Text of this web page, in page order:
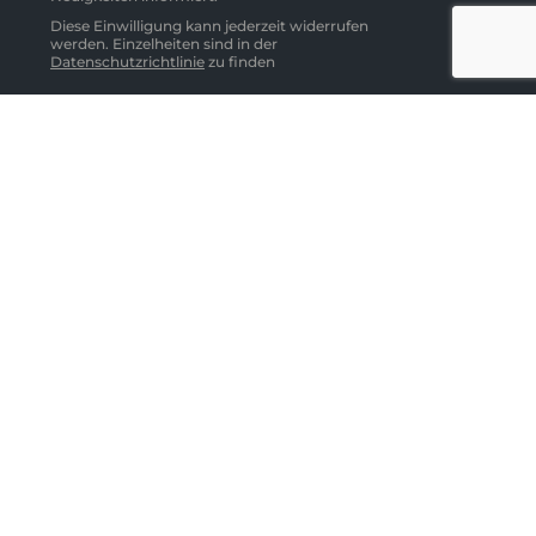
Diese Einwilligung kann jederzeit widerrufen
werden. Einzelheiten sind in der
Datenschutzrichtlinie zu finden